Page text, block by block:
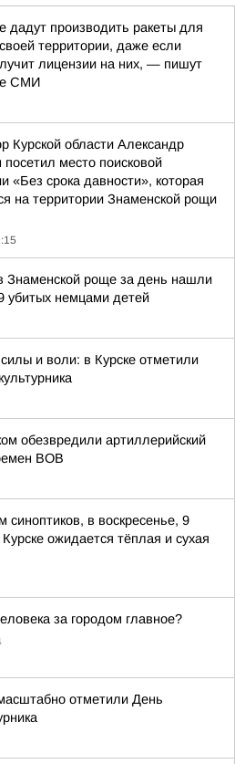
дадут производить ракеты для
территории, даже если
лицензии на них, — пишут
СМИ
Курской области Александр
место поисковой
«Без срока давности», которая
на территории Знаменской рощи
Знаменской роще за день нашли
убитых немцами детей
и воли: в Курске отметили
обезвредили артиллерийский
ВОВ
синоптиков, в воскресенье, 9
Курске ожидается тёплая и сухая
за городом главное?
отметили День